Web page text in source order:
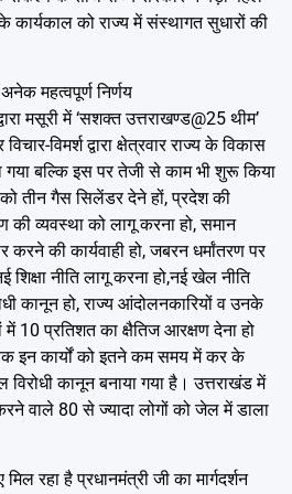
को राज्य में संस्थागत सुधारों की
महत्वपूर्ण निर्णय
मसूरी में ‘सशक्त उत्तराखण्ड@25 थीम’
विमर्श द्वारा क्षेत्रवार राज्य के विकास
बल्कि इस पर तेजी से काम भी शुरू किया
तीन गैस सिलेंडर देने हों, प्रदेश की
की व्यवस्था को लागू करना हो, समान
करने की कार्यवाही हो, जबरन धर्मांतरण पर
नीति लागू करना हो,नई खेल नीति
कानून हो, राज्य आंदोलनकारियों व उनके
10 प्रतिशत का क्षैतिज आरक्षण देना हो
इन कार्यों को इतने कम समय में कर के
कानून बनाया गया है। उत्तराखंड में
वाले 80 से ज्यादा लोगों को जेल में डाला
रहा है प्रधानमंत्री जी का मार्गदर्शन